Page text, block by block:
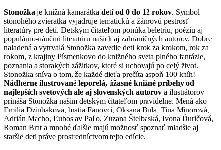
Stonožka je knižná kamarátka detí od 0 do 12 rokov. Symbol
stonohého zvieratka vyjadruje tematickú a žánrovú pestrosť
literatúry pre deti. Detským čitateľom ponúka beletriu, poéziu aj
populárno-náučnú literatúru našich aj zahraničných autorov. Dobre
naladená a vytrvalá Stonožka zavedie deti krok za krokom, rok za
rokom, z krajiny Písmenkovo do knižného sveta plného fantázie,
poznania a storakých zážitkov, ktoré si uchovajú po celý život.
Stonožka sníva o tom, že každé dieťa prečíta aspoň 100 kníh!
Nádherne ilustrované leporelá, úžasné knižné príbehy od
najlepších svetových ale aj slovenských autorov a ilustrátorov
prináša Stonožka našim detským čitateľom pravidelne. Mená ako
Emilia Dziubakova, bratia Fanovci, Oksana Bula, Tina Minorová,
Adrián Macho, Ľuboslav Paľo, Zuzana Štelbaská, Ivona Ďuričová,
Roman Brat a mnohé ďalšie majú možnosť spoznať mladšie aj
staršie deti práve prostredníctvom tejto edície.